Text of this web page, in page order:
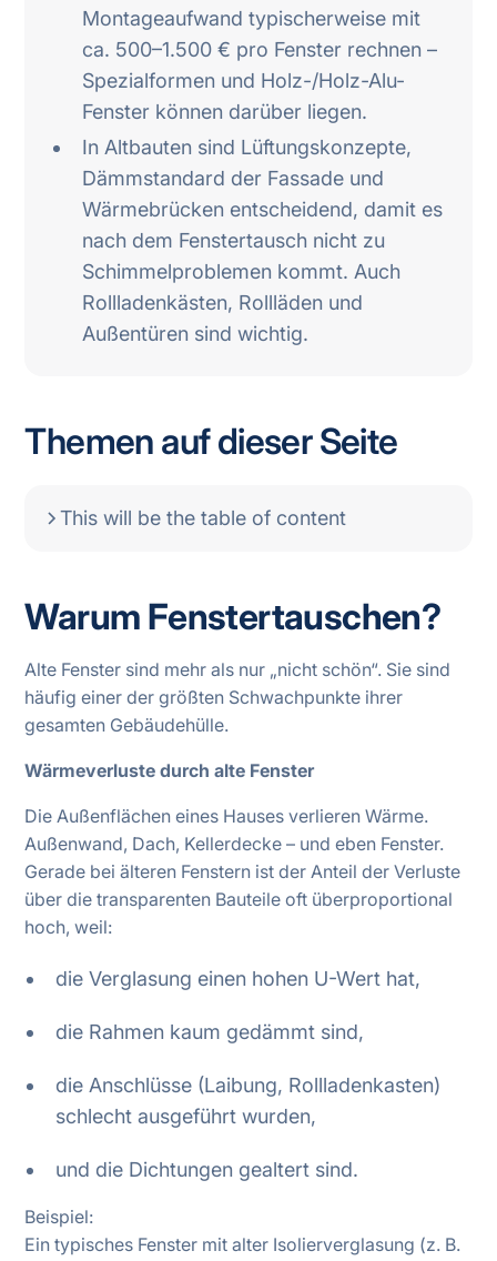
Montageaufwand typischerweise mit
ca. 500–1.500 € pro Fenster rechnen –
Spezialformen und Holz-/Holz-Alu-
Fenster können darüber liegen.
In Altbauten sind Lüftungskonzepte,
Dämmstandard der Fassade und
Wärmebrücken entscheidend, damit es
nach dem Fenstertausch nicht zu
Schimmelproblemen kommt. Auch
Rollladenkästen, Rollläden und
Außentüren sind wichtig.
Themen auf dieser Seite
This will be the table of content
Warum Fenstertauschen?
Alte Fenster sind mehr als nur „nicht schön“. Sie sind
häufig einer der größten Schwachpunkte ihrer
gesamten Gebäudehülle.
Wärmeverluste durch alte Fenster
Die Außenflächen eines Hauses verlieren Wärme.
Außenwand, Dach, Kellerdecke – und eben Fenster.
Gerade bei älteren Fenstern ist der Anteil der Verluste
über die transparenten Bauteile oft überproportional
hoch, weil:
die Verglasung einen hohen U-Wert hat,
die Rahmen kaum gedämmt sind,
die Anschlüsse (Laibung, Rollladenkasten)
schlecht ausgeführt wurden,
und die Dichtungen gealtert sind.
Beispiel:
Ein typisches Fenster mit alter Isolierverglasung (z. B.